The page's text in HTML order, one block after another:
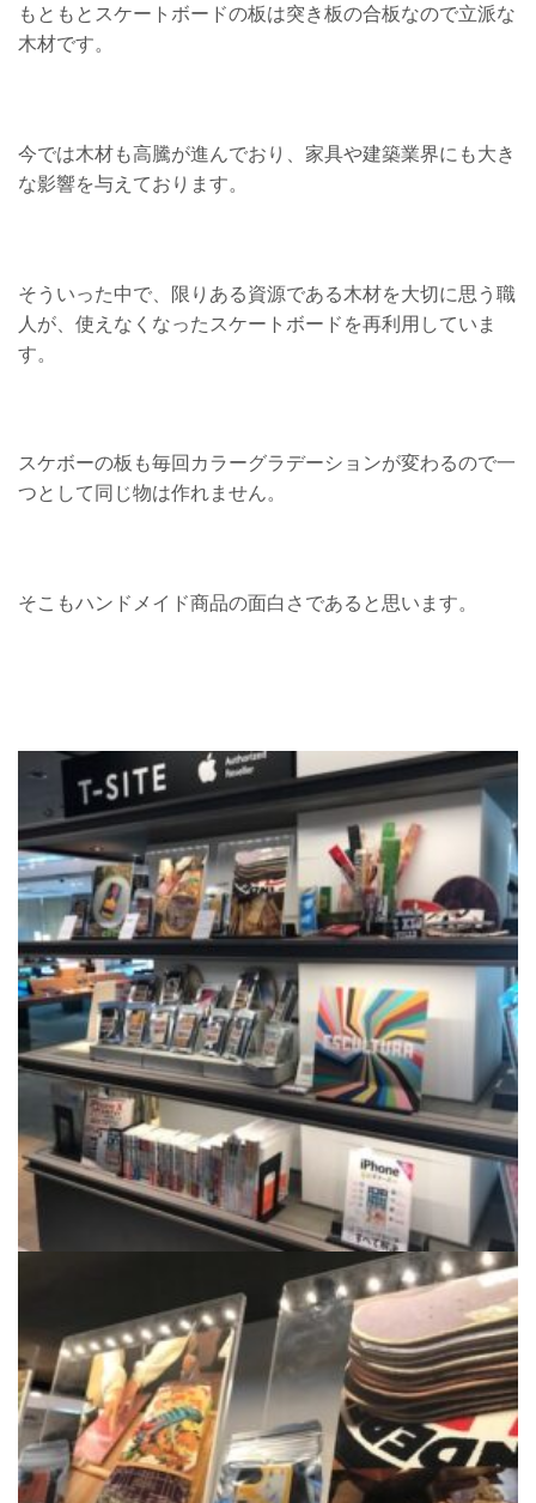
もともとスケートボードの板は突き板の合板なので立派な
木材です。
今では木材も高騰が進んでおり、家具や建築業界にも大き
な影響を与えております。
そういった中で、限りある資源である木材を大切に思う職
人が、使えなくなったスケートボードを再利用していま
す。
スケボーの板も毎回カラーグラデーションが変わるので一
つとして同じ物は作れません。
そこもハンドメイド商品の面白さであると思います。